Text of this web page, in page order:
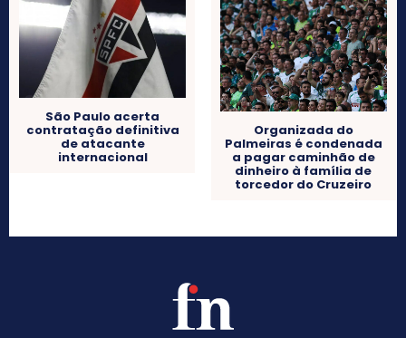
São Paulo acerta
contratação definitiva
de atacante
internacional
Organizada do
Palmeiras é condenada
a pagar caminhão de
dinheiro à família de
torcedor do Cruzeiro